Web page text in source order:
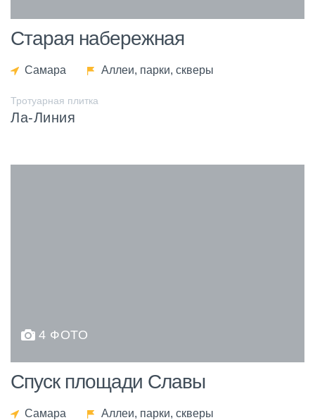
Старая набережная
Самара Аллеи, парки, скверы
Тротуарная плитка
Ла-Линия
4 ФОТО
Спуск площади Славы
Самара Аллеи, парки, скверы